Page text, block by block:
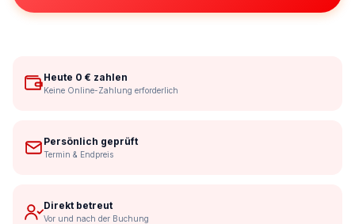
Heute 0 € zahlen
Keine Online-Zahlung erforderlich
Persönlich geprüft
Termin & Endpreis
Direkt betreut
Vor und nach der Buchung